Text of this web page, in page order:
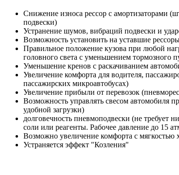
Снижение износа рессор с амортизаторами
подвески)
Устранение шумов, вибраций подвески и
Возможность установить на уставшие
Правильное положение кузова при любой
головного света с уменьшением тормозного
Уменьшение кренов с раскачиванием
Увеличение комфорта для водителя,
пассажирских микроавтобусах)
Увеличение прибыли от перевозок
Возможность управлять свесом автомобиля
удобной загрузки)
долговечность пневмоподвески (не требует
соли или реагенты. Рабочее давление до 15
Возможно увеличение комфорта с мягкостью
Устраняется эффект "Козления"